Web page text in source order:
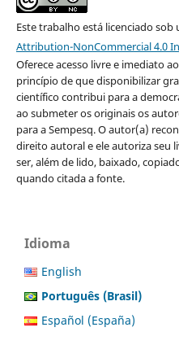
Este trabalho está licenciado sob
Attribution-NonCommercial 4.0
Oferece acesso livre e imediato
princípio de que disponibilizar
científico contribui para a
ao submeter os originais os
para a Sempesq. O autor(a)
direito autoral e ele autoriza seu
ser, além de lido, baixado,
quando citada a fonte.
Idioma
English
Português (Brasil)
Español (España)